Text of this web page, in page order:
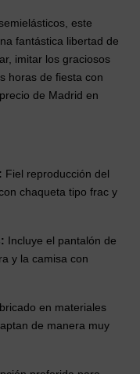
este
fantástica libertad de
imitar los graciosos
horas de fiesta con
de Madrid en
Fiel reproducción del
chaqueta tipo frac y
Incluye el pantalón de
y la camisa con
en materiales
de manera muy